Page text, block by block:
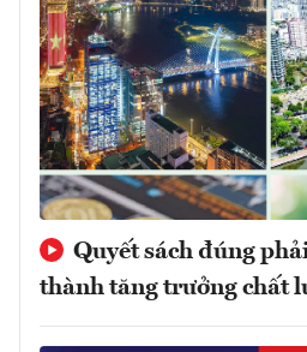
Quyết sách đúng
thành tăng trưởng chất